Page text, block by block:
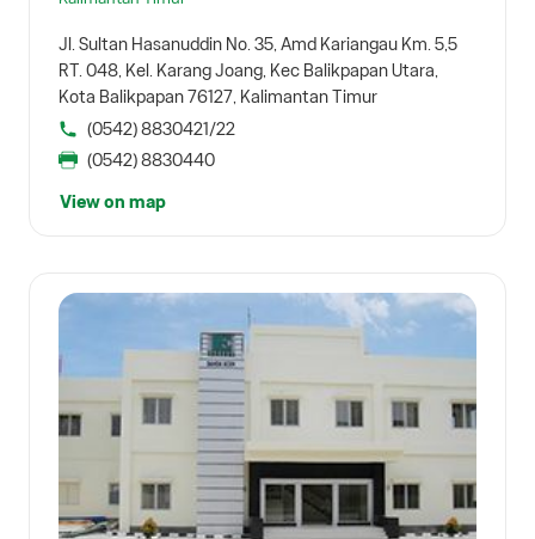
Jl. Sultan Hasanuddin No. 35, Amd Kariangau Km. 5,5
RT. 048, Kel. Karang Joang, Kec Balikpapan Utara,
Kota Balikpapan 76127, Kalimantan Timur
(0542) 8830421/22
(0542) 8830440
View on map